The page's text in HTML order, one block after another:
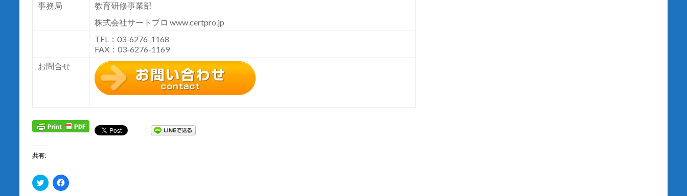
事務局
教育研修事業部
株式会社サートプロ www.certpro.jp
TEL：03-6276-1168
FAX：03-6276-1169
お問合せ
共有:
ク
リ
F
a